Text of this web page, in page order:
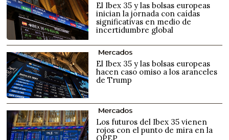
El Ibex 35 y las bolsas europeas
inician la jornada con caídas
significativas en medio de
incertidumbre global
Mercados
El Ibex 35 y las bolsas europeas
hacen caso omiso a los aranceles
de Trump
Mercados
Los futuros del Ibex 35 vienen
rojos con el punto de mira en la